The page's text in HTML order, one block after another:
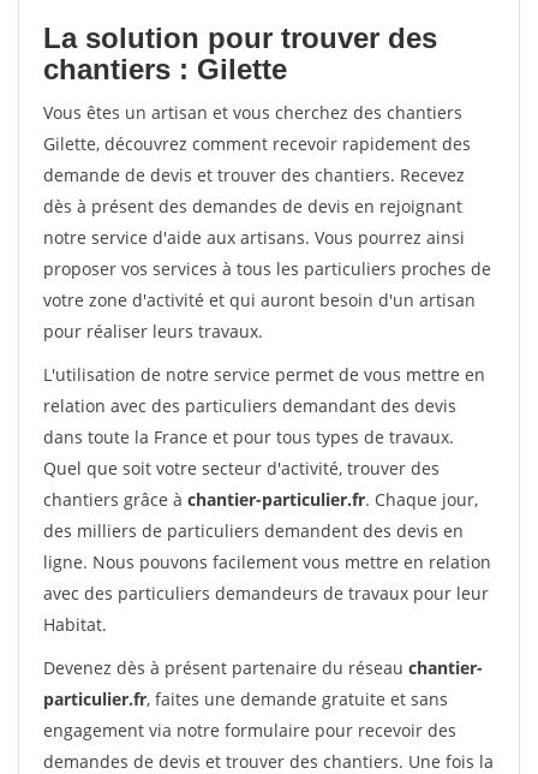
La solution pour trouver des
chantiers : Gilette
Vous êtes un artisan et vous cherchez des chantiers
Gilette, découvrez comment recevoir rapidement des
demande de devis et trouver des chantiers. Recevez
dès à présent des demandes de devis en rejoignant
notre service d'aide aux artisans. Vous pourrez ainsi
proposer vos services à tous les particuliers proches de
votre zone d'activité et qui auront besoin d'un artisan
pour réaliser leurs travaux.
L'utilisation de notre service permet de vous mettre en
relation avec des particuliers demandant des devis
dans toute la France et pour tous types de travaux.
Quel que soit votre secteur d'activité, trouver des
chantiers grâce à chantier-particulier.fr. Chaque jour,
des milliers de particuliers demandent des devis en
ligne. Nous pouvons facilement vous mettre en relation
avec des particuliers demandeurs de travaux pour leur
Habitat.
Devenez dès à présent partenaire du réseau chantier-
particulier.fr, faites une demande gratuite et sans
engagement via notre formulaire pour recevoir des
demandes de devis et trouver des chantiers. Une fois la